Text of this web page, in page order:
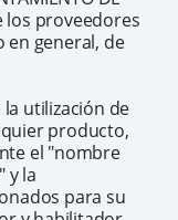
los proveedores
en general, de
la utilización de
producto,
el "nombre
y la
para su